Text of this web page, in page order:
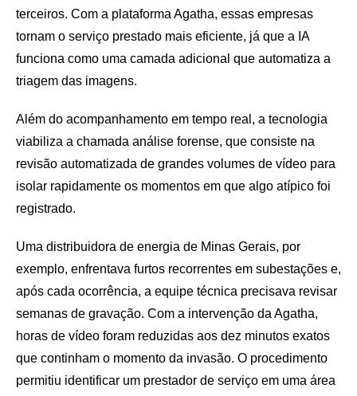
terceiros. Com a plataforma Agatha, essas empresas
tornam o serviço prestado mais eficiente, já que a IA
funciona como uma camada adicional que automatiza a
triagem das imagens.
Além do acompanhamento em tempo real, a tecnologia
viabiliza a chamada análise forense, que consiste na
revisão automatizada de grandes volumes de vídeo para
isolar rapidamente os momentos em que algo atípico foi
registrado.
Uma distribuidora de energia de Minas Gerais, por
exemplo, enfrentava furtos recorrentes em subestações e,
após cada ocorrência, a equipe técnica precisava revisar
semanas de gravação. Com a intervenção da Agatha,
horas de vídeo foram reduzidas aos dez minutos exatos
que continham o momento da invasão. O procedimento
permitiu identificar um prestador de serviço em uma área